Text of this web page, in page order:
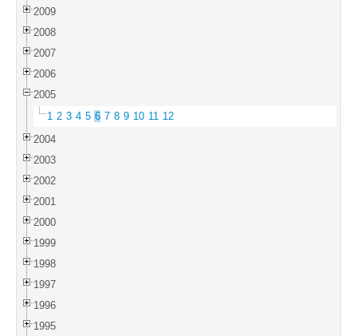
2009
2008
2007
2006
2005
1 2 3 4 5 6 7 8 9 10 11 12
2004
2003
2002
2001
2000
1999
1998
1997
1996
1995